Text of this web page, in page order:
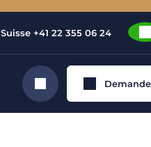
Suisse +41 22 355 06 24
Rechercher